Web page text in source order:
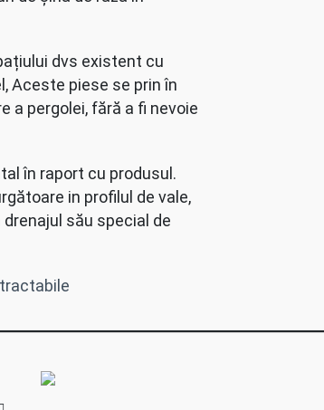
dvs existent cu
Aceste piese se prin în
a pergolei, fără a fi nevoie
în raport cu produsul.
in profilul de vale,
său special de